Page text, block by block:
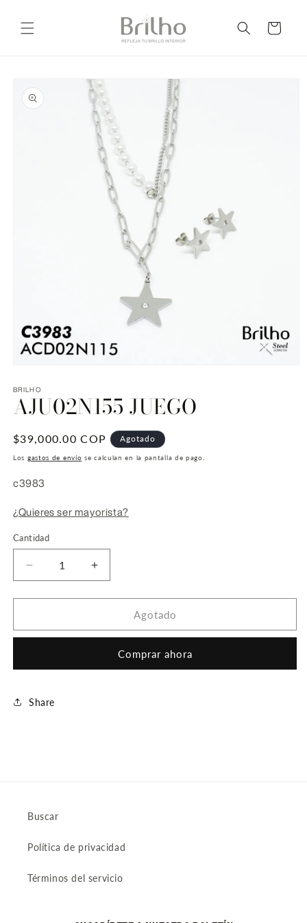
al contenido
Carrito
a la
información
multimedia
en
modal
BRILHO
AJU02N155 JUEGO
Precio
habitual
$39,000.00 COP Agotado
Los gastos de envío se calculan en la pantalla de pago.
SKU:
c3983
¿Quieres ser mayorista?
Cantidad
Reducir
cantidad
para
JUEGO
Aumentar
cantidad
para
AJU02N155
JUEGO
Agotado
Comprar ahora
Share
Buscar
Política de privacidad
Términos del servicio